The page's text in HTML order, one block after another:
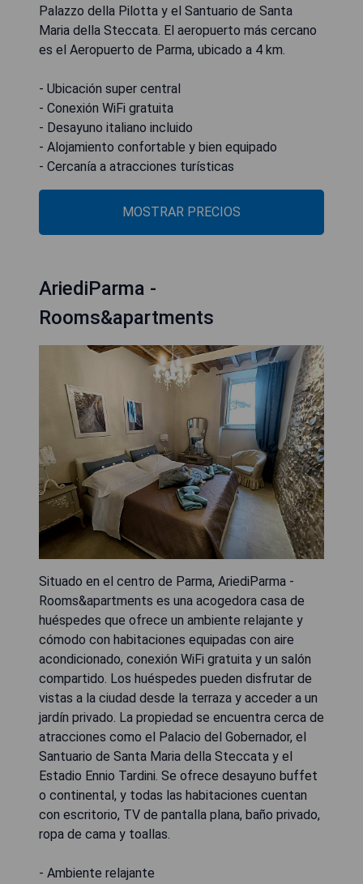
Palazzo della Pilotta y el Santuario de Santa
Maria della Steccata. El aeropuerto más cercano
es el Aeropuerto de Parma, ubicado a 4 km.
- Ubicación super central
- Conexión WiFi gratuita
- Desayuno italiano incluido
- Alojamiento confortable y bien equipado
- Cercanía a atracciones turísticas
MOSTRAR PRECIOS
AriediParma -
Rooms&apartments
Situado en el centro de Parma, AriediParma -
Rooms&apartments es una acogedora casa de
huéspedes que ofrece un ambiente relajante y
cómodo con habitaciones equipadas con aire
acondicionado, conexión WiFi gratuita y un salón
compartido. Los huéspedes pueden disfrutar de
vistas a la ciudad desde la terraza y acceder a un
jardín privado. La propiedad se encuentra cerca de
atracciones como el Palacio del Gobernador, el
Santuario de Santa Maria della Steccata y el
Estadio Ennio Tardini. Se ofrece desayuno buffet
o continental, y todas las habitaciones cuentan
con escritorio, TV de pantalla plana, baño privado,
ropa de cama y toallas.
- Ambiente relajante